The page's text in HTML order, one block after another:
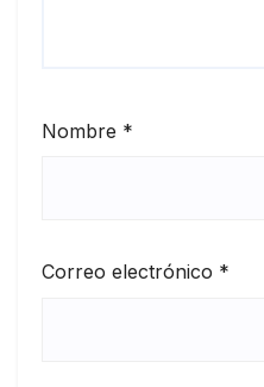
Nombre *
Correo electrónico *